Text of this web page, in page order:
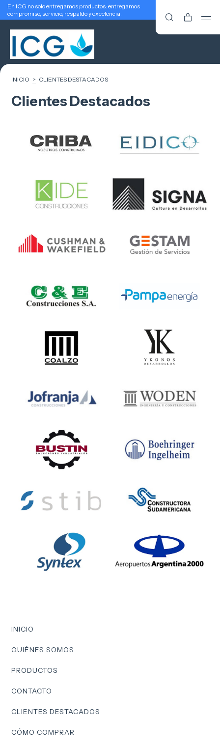
En ICG no solo entregamos productos: entregamos
compromiso, servicio, respaldo y excelencia.
INICIO > CLIENTES DESTACADOS
Clientes Destacados
INICIO
QUIÉNES SOMOS
PRODUCTOS
CONTACTO
CLIENTES DESTACADOS
CÓMO COMPRAR